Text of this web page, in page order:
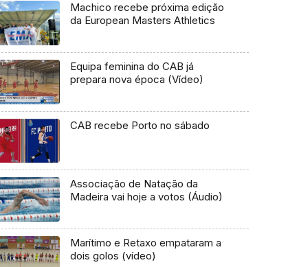
Machico recebe próxima edição
da European Masters Athletics
Equipa feminina do CAB já
prepara nova época (Vídeo)
CAB recebe Porto no sábado
Associação de Natação da
Madeira vai hoje a votos (Áudio)
Marítimo e Retaxo empataram a
dois golos (vídeo)